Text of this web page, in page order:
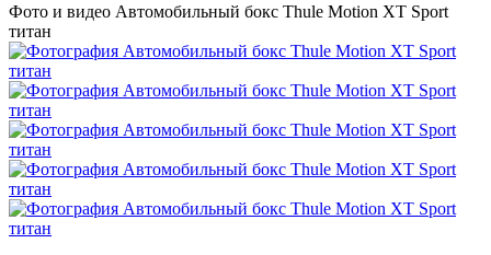
Фото и видео Автомобильный бокс Thule Motion XT Sport
титан